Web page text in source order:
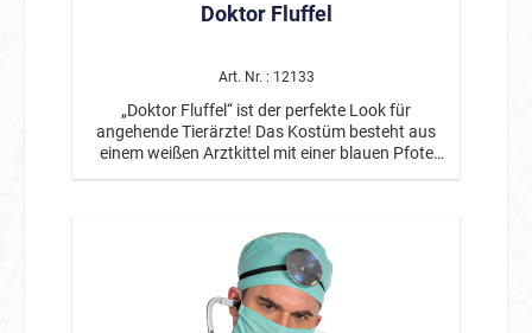
Doktor Fluffel
Art. Nr. : 12133
„Doktor Fluffel“ ist der perfekte Look für
angehende Tierärzte! Das Kostüm besteht aus
einem weißen Arztkittel mit einer blauen Pfote
auf der Brust und zwei aufgesetzten Taschen
Shirt Attrappe. Dazu kommt ein blau-weißes
Stethoskop, das jedes kleine Kardiologen-Herz
höherschlagen lässt. Ideal für Karneval,
Fasching oder kreative Mottopartys!